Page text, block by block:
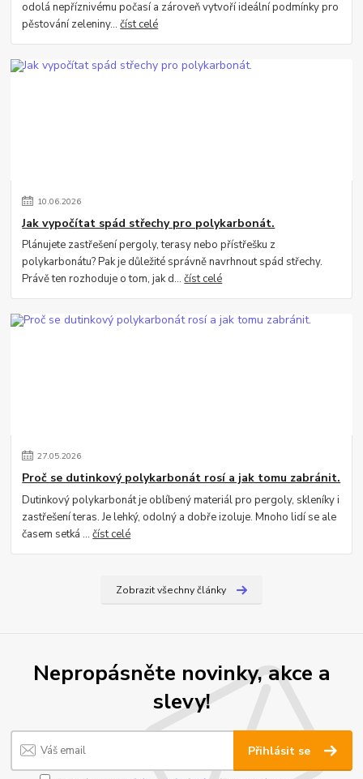
odolá nepříznivému počasí a zároveň vytvoří ideální podmínky pro
pěstování zeleniny...číst celé
10.06.2026
Jak vypočítat spád střechy pro polykarbonát.
Plánujete zastřešení pergoly, terasy nebo přístřešku z
polykarbonátu? Pak je důležité správně navrhnout spád střechy.
Právě ten rozhoduje o tom, jak d...číst celé
27.05.2026
Proč se dutinkový polykarbonát rosí a jak tomu zabránit.
Dutinkový polykarbonát je oblíbený materiál pro pergoly, skleníky i
zastřešení teras. Je lehký, odolný a dobře izoluje. Mnoho lidí se ale
časem setká ...číst celé
Zobrazit všechny články
Nepropásněte novinky, akce a
slevy!
Přihlásit se